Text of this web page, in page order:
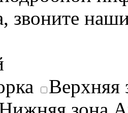
звоните
Верхняя